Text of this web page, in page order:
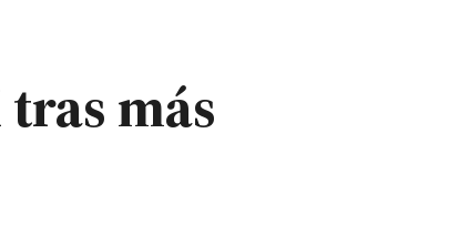
más